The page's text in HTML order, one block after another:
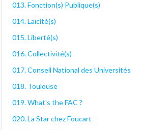
013. Fonction(s) Publique(s)
014. Laïcité(s)
015. Liberté(s)
016. Collectivité(s)
017. Conseil National des Universités
018. Toulouse
019. What's the FAC ?
020. La Star chez Foucart